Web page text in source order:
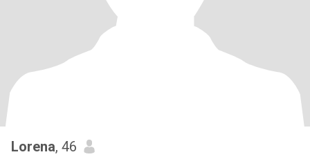
Lorena, 46